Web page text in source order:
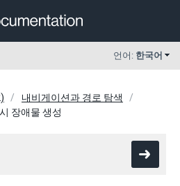
언어: 한국어
내비게이션과 경로 탐색
장애물 생성